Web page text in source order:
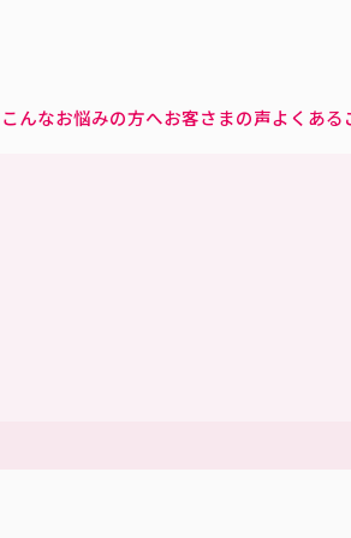
こんなお悩みの方へお客さまの声よくある